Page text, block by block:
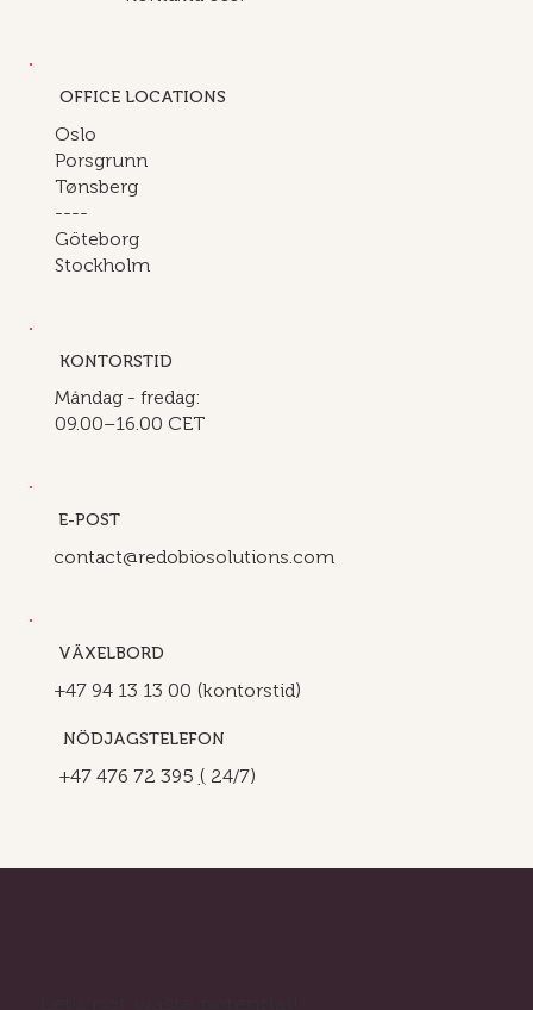
OFFICE LOCATIONS
Oslo
Porsgrunn
Tønsberg
----
Göteborg
Stockholm
KONTORSTID
Måndag - fredag:
09.00–16.00 CET
E-POST
contact@redobiosolutions.com
VÄXELBORD
+47 94 13 13 00 (kontorstid)
NÖDJAGSTELEFON
+47 476 72 395 ( 24/7)